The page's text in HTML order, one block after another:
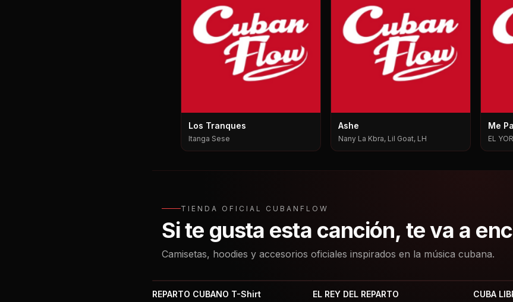
Los Tranques
Itanga Sese
Ashe
Nany La Kbra, Lil Goat, LH
Me
EL
TIENDA OFICIAL CUBANFLOW
Si te gusta esta canción, te va a
Camisetas, hoodies y accesorios oficiales inspirados en la música cubana.
REPARTO CUBANO T-Shirt
EL REY DEL REPARTO
CUBA